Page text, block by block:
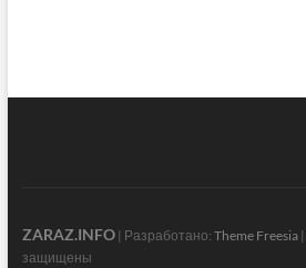
ZARAZ.INFO| Разработано: Theme Freesia|
защищены